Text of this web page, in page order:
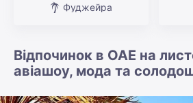
Фуджейра
Відпочинок в ОАЕ на
авіашоу, мода та